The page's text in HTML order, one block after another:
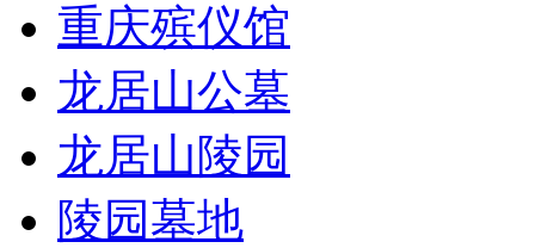
重庆殡仪馆
龙居山公墓
龙居山陵园
陵园墓地